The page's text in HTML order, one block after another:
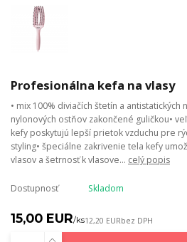
Profesionálna kefa na vlasy
• mix 100% diviačích štetín a antistatických
nylonových ostňov zakončené guličkou•
kefy poskytujú lepší prietok vzduchu pre
styling• špeciálne zakrivenie tela kefy
vlasov a šetrnosť k vlasove... celý popis
Dostupnosť Skladom
15,00 EUR/ks12,20 EURbez DPH